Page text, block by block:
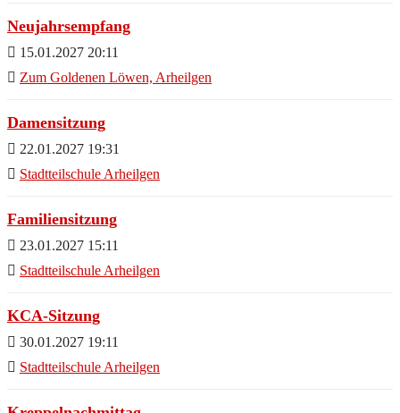
Neujahrsempfang
15.01.2027 20:11
Zum Goldenen Löwen, Arheilgen
Damensitzung
22.01.2027 19:31
Stadtteilschule Arheilgen
Familiensitzung
23.01.2027 15:11
Stadtteilschule Arheilgen
KCA-Sitzung
30.01.2027 19:11
Stadtteilschule Arheilgen